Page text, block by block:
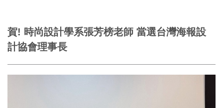
賀! 時尚設計學系張芳榜老師 當選台灣海報設
計協會理事長